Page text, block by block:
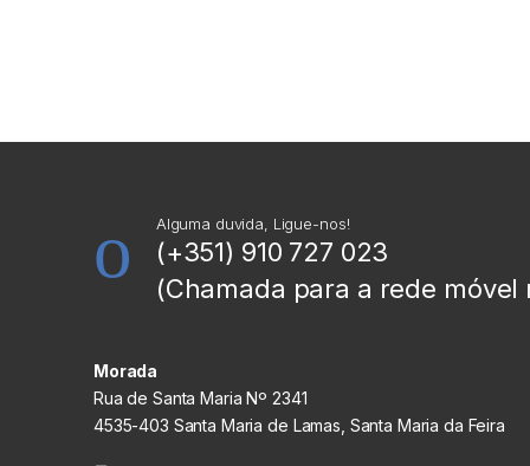
Alguma duvida, Ligue-nos!
(+351) 910 727 023
(Chamada para a rede móvel
Morada
Rua de Santa Maria Nº 2341
4535-403 Santa Maria de Lamas, Santa Maria da Feira